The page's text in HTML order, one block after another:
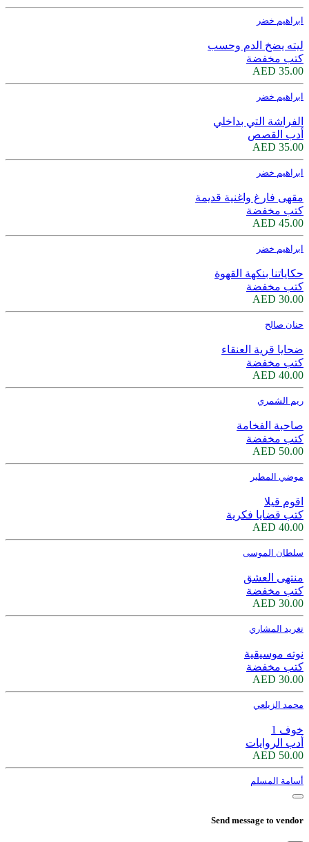
ابراهيم خضر
ليته يضخ الدم وحسب
كتب مخفضة
35.00 AED
ابراهيم خضر
الفراشة التي بداخلي
أدب القصص
35.00 AED
ابراهيم خضر
مقهى فارغ واغنية قديمة
كتب مخفضة
45.00 AED
ابراهيم خضر
حكاياتنا بنكهة القهوة
كتب مخفضة
30.00 AED
حنان صالح
ضحايا قرية العنقاء
كتب مخفضة
40.00 AED
ريم الشمري
صاحبة الفخامة
كتب مخفضة
50.00 AED
موضي المطير
اقوم قيلا
كتب قضايا فكرية
40.00 AED
سلطان الموسى
منتهى العشق
كتب مخفضة
30.00 AED
تغريد المشاري
نوته موسيقية
كتب مخفضة
30.00 AED
محمد الزيلعي
خوف 1
أدب الروايات
50.00 AED
أسامة المسلم
Send message to vendor